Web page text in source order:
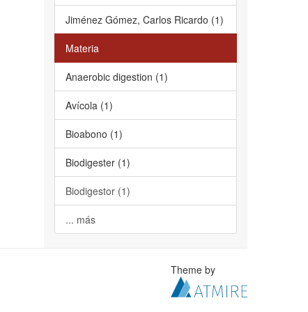
Jiménez Gómez, Carlos Ricardo (1)
Materia
Anaerobic digestion (1)
Avícola (1)
Bioabono (1)
Biodigester (1)
Biodigestor (1)
... más
Theme by